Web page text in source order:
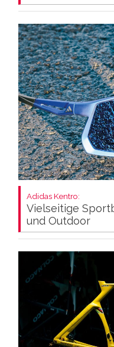
Adidas Kentro:
Vielseitige
und Outdoor